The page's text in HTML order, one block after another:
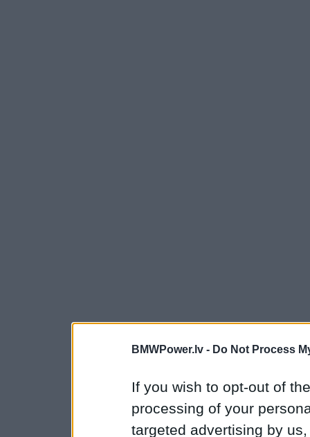
BMWPower.lv - Do Not Process
If you wish to opt-out of
processing of your
targeted advertising by